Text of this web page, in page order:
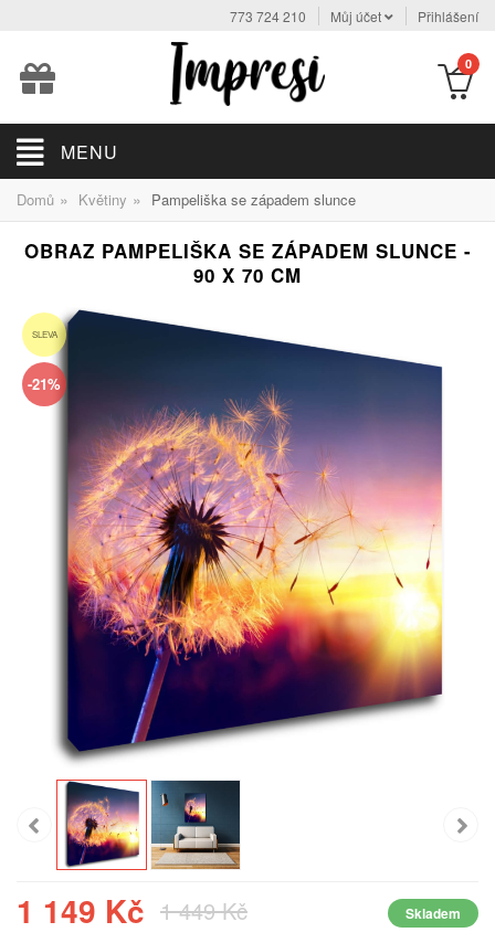
773 724 210 Můj účet Přihlášení
0
MENU
Domů » Květiny » Pampeliška se západem slunce
OBRAZ PAMPELIŠKA SE ZÁPADEM SLUNCE -
90 X 70 CM
SLEVA
-21%
1 149 Kč 1 449 Kč Skladem